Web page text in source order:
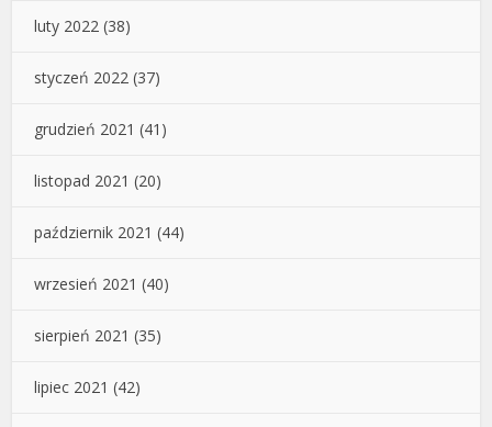
luty 2022 (38)
styczeń 2022 (37)
grudzień 2021 (41)
listopad 2021 (20)
październik 2021 (44)
wrzesień 2021 (40)
sierpień 2021 (35)
lipiec 2021 (42)